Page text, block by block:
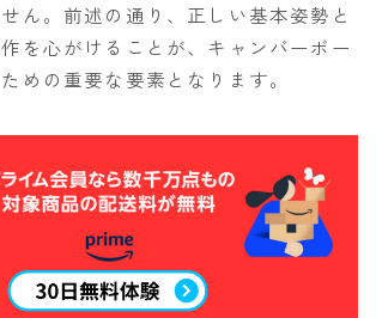
ん。前述の通り、正しい基本姿勢と
を心がけることが、キャンバーボー
めの重要な要素となります。